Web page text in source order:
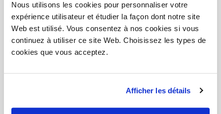
Nous utilisons les cookies pour personnaliser votre
expérience utilisateur et étudier la façon dont notre site
Web est utilisé. Vous consentez à nos cookies si vous
continuez à utiliser ce site Web. Choisissez les types de
cookies que vous acceptez.
Afficher les détails
poter incrementare la clientela e accedere a contatti
che possono favorire la partecipazione a contract di
fornitura. Tale iniziativa è abbinata alla consulenza per
l’internazionalizzazione e ne amplifica la valenza.
OBIETTIVO:Gli obiettivi sono: la certificazione SA8000;
il miglioramento ambientale ed energetic; la